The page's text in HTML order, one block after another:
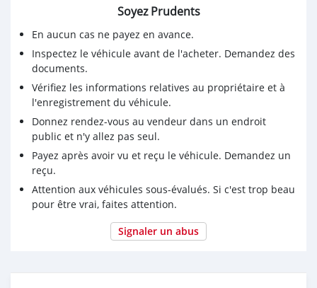
Soyez Prudents
En aucun cas ne payez en avance.
Inspectez le véhicule avant de l'acheter. Demandez des
documents.
Vérifiez les informations relatives au propriétaire et à
l'enregistrement du véhicule.
Donnez rendez-vous au vendeur dans un endroit
public et n'y allez pas seul.
Payez après avoir vu et reçu le véhicule. Demandez un
reçu.
Attention aux véhicules sous-évalués. Si c'est trop beau
pour être vrai, faites attention.
Signaler un abus